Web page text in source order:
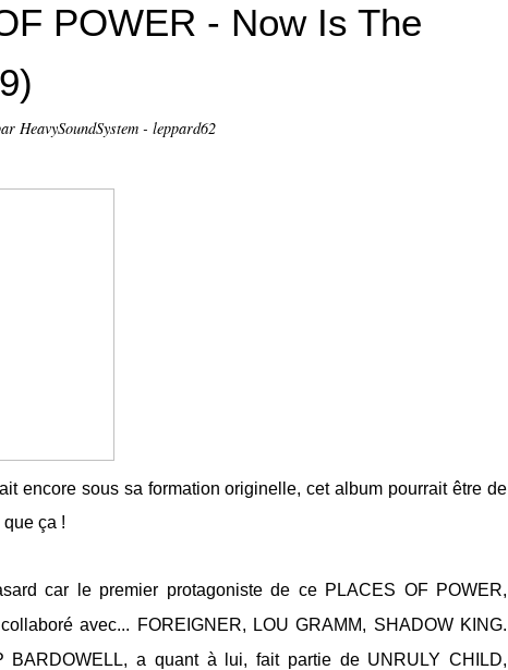
POWER - Now Is The
HeavySoundSystem - leppard62
encore sous sa formation originelle, cet album pourrait être de
ça !
car le premier protagoniste de ce PLACES OF POWER,
avec... FOREIGNER, LOU GRAMM, SHADOW KING.
BARDOWELL, a quant à lui, fait partie de UNRULY CHILD,